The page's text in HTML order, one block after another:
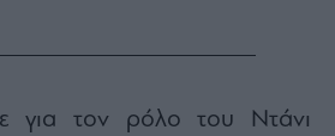
για τον ρόλο του Ντάνι